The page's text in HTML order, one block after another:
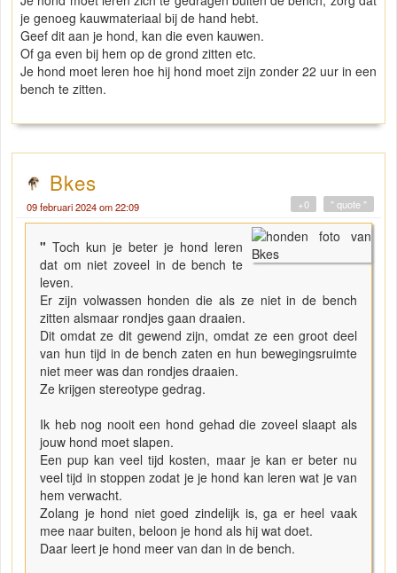
je genoeg kauwmateriaal bij de hand hebt.
Geef dit aan je hond, kan die even kauwen.
Of ga even bij hem op de grond zitten etc.
Je hond moet leren hoe hij hond moet zijn zonder 22 uur in een
bench te zitten.
Bkes
09 februari 2024 om 22:09 " quote "
+0
"Toch kun je beter je hond leren
dat om niet zoveel in de bench te
leven.
Er zijn volwassen honden die als ze niet in de bench
zitten alsmaar rondjes gaan draaien.
Dit omdat ze dit gewend zijn, omdat ze een groot deel
van hun tijd in de bench zaten en hun bewegingsruimte
niet meer was dan rondjes draaien.
Ze krijgen stereotype gedrag.
Ik heb nog nooit een hond gehad die zoveel slaapt als
jouw hond moet slapen.
Een pup kan veel tijd kosten, maar je kan er beter nu
veel tijd in stoppen zodat je je hond kan leren wat je van
hem verwacht.
Zolang je hond niet goed zindelijk is, ga er heel vaak
mee naar buiten, beloon je hond als hij wat doet.
Daar leert je hond meer van dan in de bench.